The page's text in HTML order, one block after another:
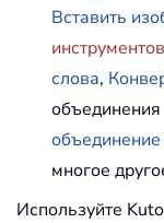
Вставить
инструментов
слова,
объединение
многое
Используйте